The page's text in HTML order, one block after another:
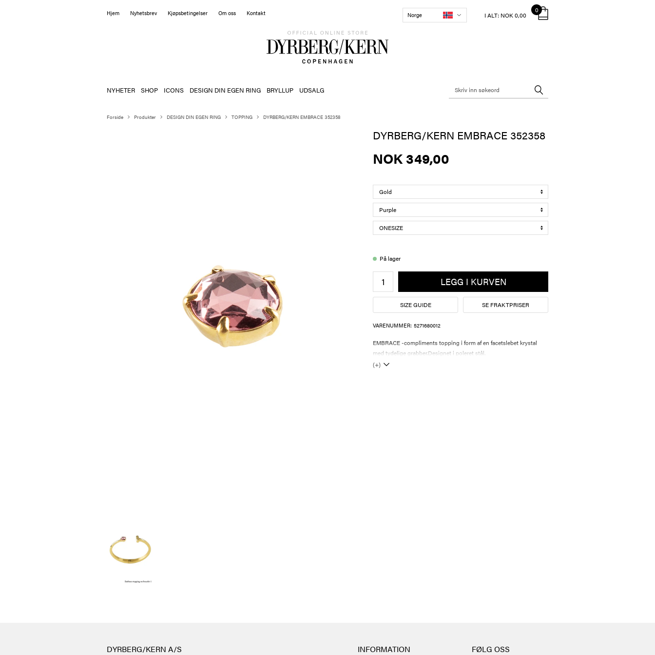
Hjem Nyhetsbrev Kjøpsbetingelser Om oss Kontakt Norge
0
I ALT: NOK 0,00
NYHETER SHOP ICONS DESIGN DIN EGEN RING BRYLLUP UDSALG
Forside Produkter DESIGN DIN EGEN RING TOPPING DYRBERG/KERN EMBRACE 352358
DYRBERG/KERN EMBRACE 352358
NOK 349,00
På lager
LEGG I KURVEN
SIZE GUIDE SE FRAKTPRISER
VARENUMMER: 5271680012
EMBRACE -compliments topping i form af en facetslebet krystal
med tydelige grabber.Designet i poleret stål.
(+)
DYRBERG/KERN A/S INFORMATION FØLG OSS